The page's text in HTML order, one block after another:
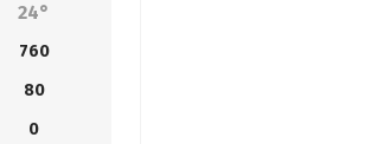
24°
760
80
0